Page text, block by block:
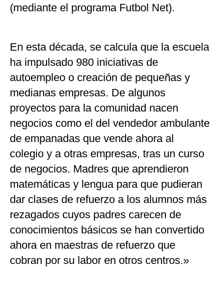
(mediante el programa Futbol Net).
En esta década, se calcula que la escuela
ha impulsado 980 iniciativas de
autoempleo o creación de pequeñas y
medianas empresas. De algunos
proyectos para la comunidad nacen
negocios como el del vendedor ambulante
de empanadas que vende ahora al
colegio y a otras empresas, tras un curso
de negocios. Madres que aprendieron
matemáticas y lengua para que pudieran
dar clases de refuerzo a los alumnos más
rezagados cuyos padres carecen de
conocimientos básicos se han convertido
ahora en maestras de refuerzo que
cobran por su labor en otros centros.»